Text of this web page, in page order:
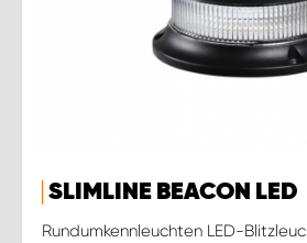
SLIMLINE BEACON LED
Rundumkennleuchten LED-